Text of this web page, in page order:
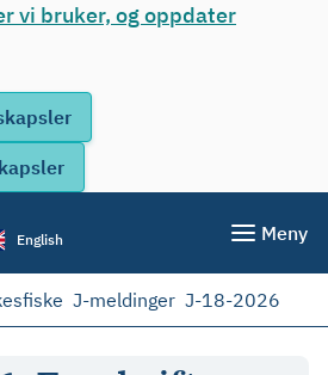
vi bruker, og oppdater
English Meny
J-meldinger J-18-2026